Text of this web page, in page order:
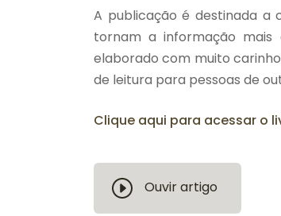
A publicação é destinada a
tornam a informação
elaborado com muito
de leitura para pessoas de
Clique aqui para acessar o
Ouvir artigo